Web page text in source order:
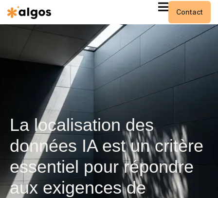
Contact
La localisation des
données IA est un critère
essentiel pour répondre
aux exigences de